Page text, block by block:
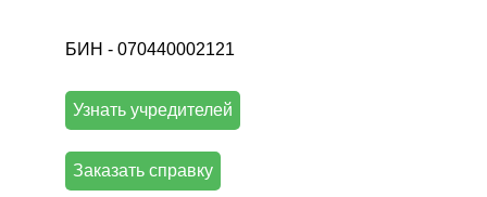
БИН - 070440002121
Узнать учредителей
Заказать справку